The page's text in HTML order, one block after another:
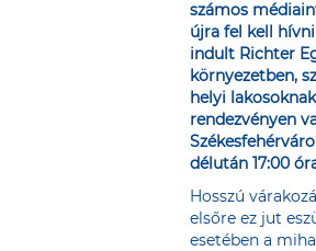
számos
újra fel kell
indult Richter
környezetben,
helyi
rendezvényen
délután 17:00
Hosszú
elsőre ez jut
esetében a